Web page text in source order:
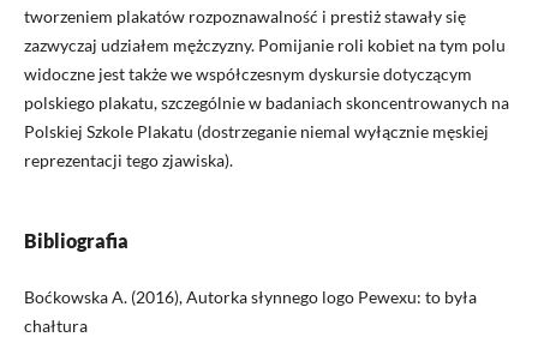
tworzeniem plakatów rozpoznawalność i prestiż stawały się
zazwyczaj udziałem mężczyzny. Pomijanie roli kobiet na tym polu
widoczne jest także we współczesnym dyskursie dotyczącym
polskiego plakatu, szczególnie w badaniach skoncentrowanych na
Polskiej Szkole Plakatu (dostrzeganie niemal wyłącznie męskiej
reprezentacji tego zjawiska).
Bibliografia
Boćkowska A. (2016), Autorka słynnego logo Pewexu: to była
chałtura